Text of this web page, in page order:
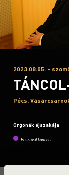
2023.08.05. -
Pécs,
Orgonák éjszakája
Fesztivál koncert